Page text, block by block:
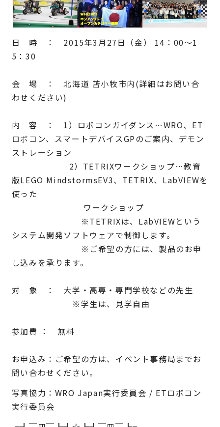
日 時 ： 2015年3月27日（金） 14：00～1
5：30
会 場 ： 北海道 苫小牧市内(詳細はお問い合
わせください)
内 容 ： 1）ロボコンガイダンス…WRO、ET
ロボコン、スマートデバイスGPのご案内、デモン
ストレーション
2）TETRIXワークショップ…教育
版LEGO MindstormsEV3、TETRIX、LabVIEWを
使った
ワークショップ
※TETRIXは、LabVIEWという
システム開発ソフトウェアで制御します。
※ご希望の方には、製品のお申
し込みを承ります。
対 象 ： 大学・高専・専門学校などの先生
※学生は、見学自由
参加費 ： 無料
お申込み： ご希望の方は、イベント事務局までお
問い合わせください。
写真協力：WRO Japan実行委員会 / ETロボコン
実行委員会